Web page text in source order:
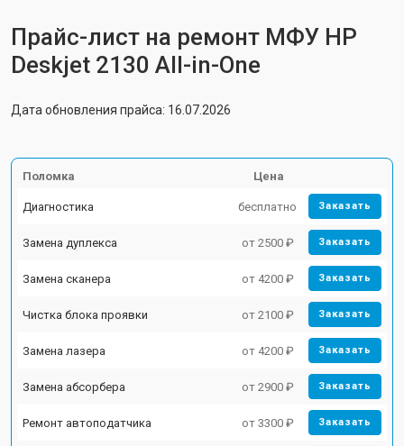
Прайс-лист на ремонт МФУ HP
Deskjet 2130 All-in-One
Дата обновления прайса: 16.07.2026
Поломка Цена
Диагностика бесплатно Заказать
Замена дуплекса от 2500 ₽ Заказать
Замена сканера от 4200 ₽ Заказать
Чистка блока проявки от 2100 ₽ Заказать
Замена лазера от 4200 ₽ Заказать
Замена абсорбера от 2900 ₽ Заказать
Ремонт автоподатчика от 3300 ₽ Заказать